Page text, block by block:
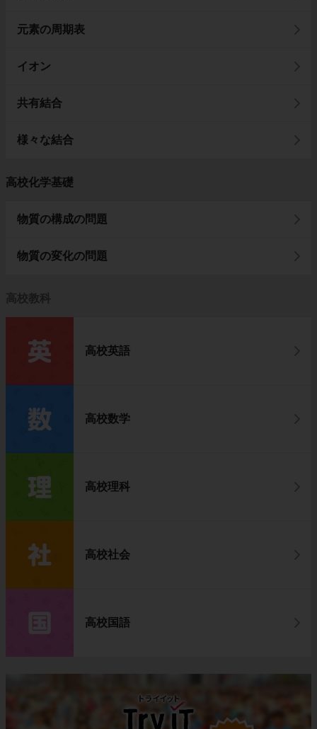
元素の周期表
イオン
共有結合
様々な結合
高校化学基礎
物質の構成の問題
物質の変化の問題
高校教科
高校英語
高校数学
高校理科
高校社会
高校国語